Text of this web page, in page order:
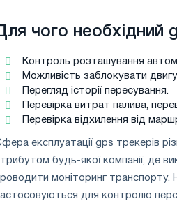
чого необхідний
Контроль розташування
Можливість заблокувати
Перегляд історії пересування.
Перевірка витрат палива,
Перевірка відхилення від
експлуатації gps трекерів
будь-якої компанії, де
моніторинг транспорту.
для контролю